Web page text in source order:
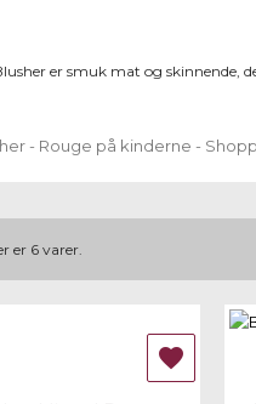
er smuk mat og skinnende,
er 6 varer.
